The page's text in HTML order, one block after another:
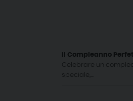
Il Compleanno
Celebrare un
speciale,...